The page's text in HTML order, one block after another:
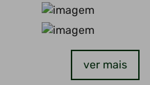
ver mais